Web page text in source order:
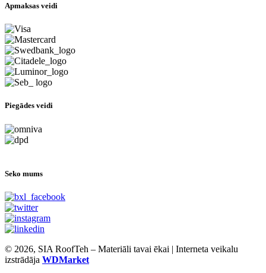
Apmaksas veidi
Piegādes veidi
Seko mums
© 2026, SIA RoofTeh – Materiāli tavai ēkai | Interneta veikalu
izstrādāja WDMarket